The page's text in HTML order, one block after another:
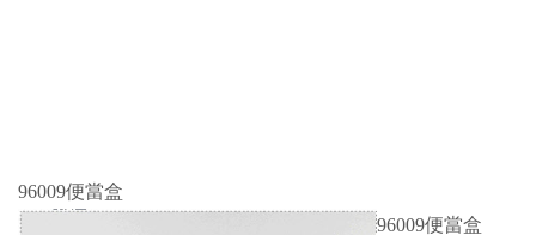
96009便當盒
96009便當盒